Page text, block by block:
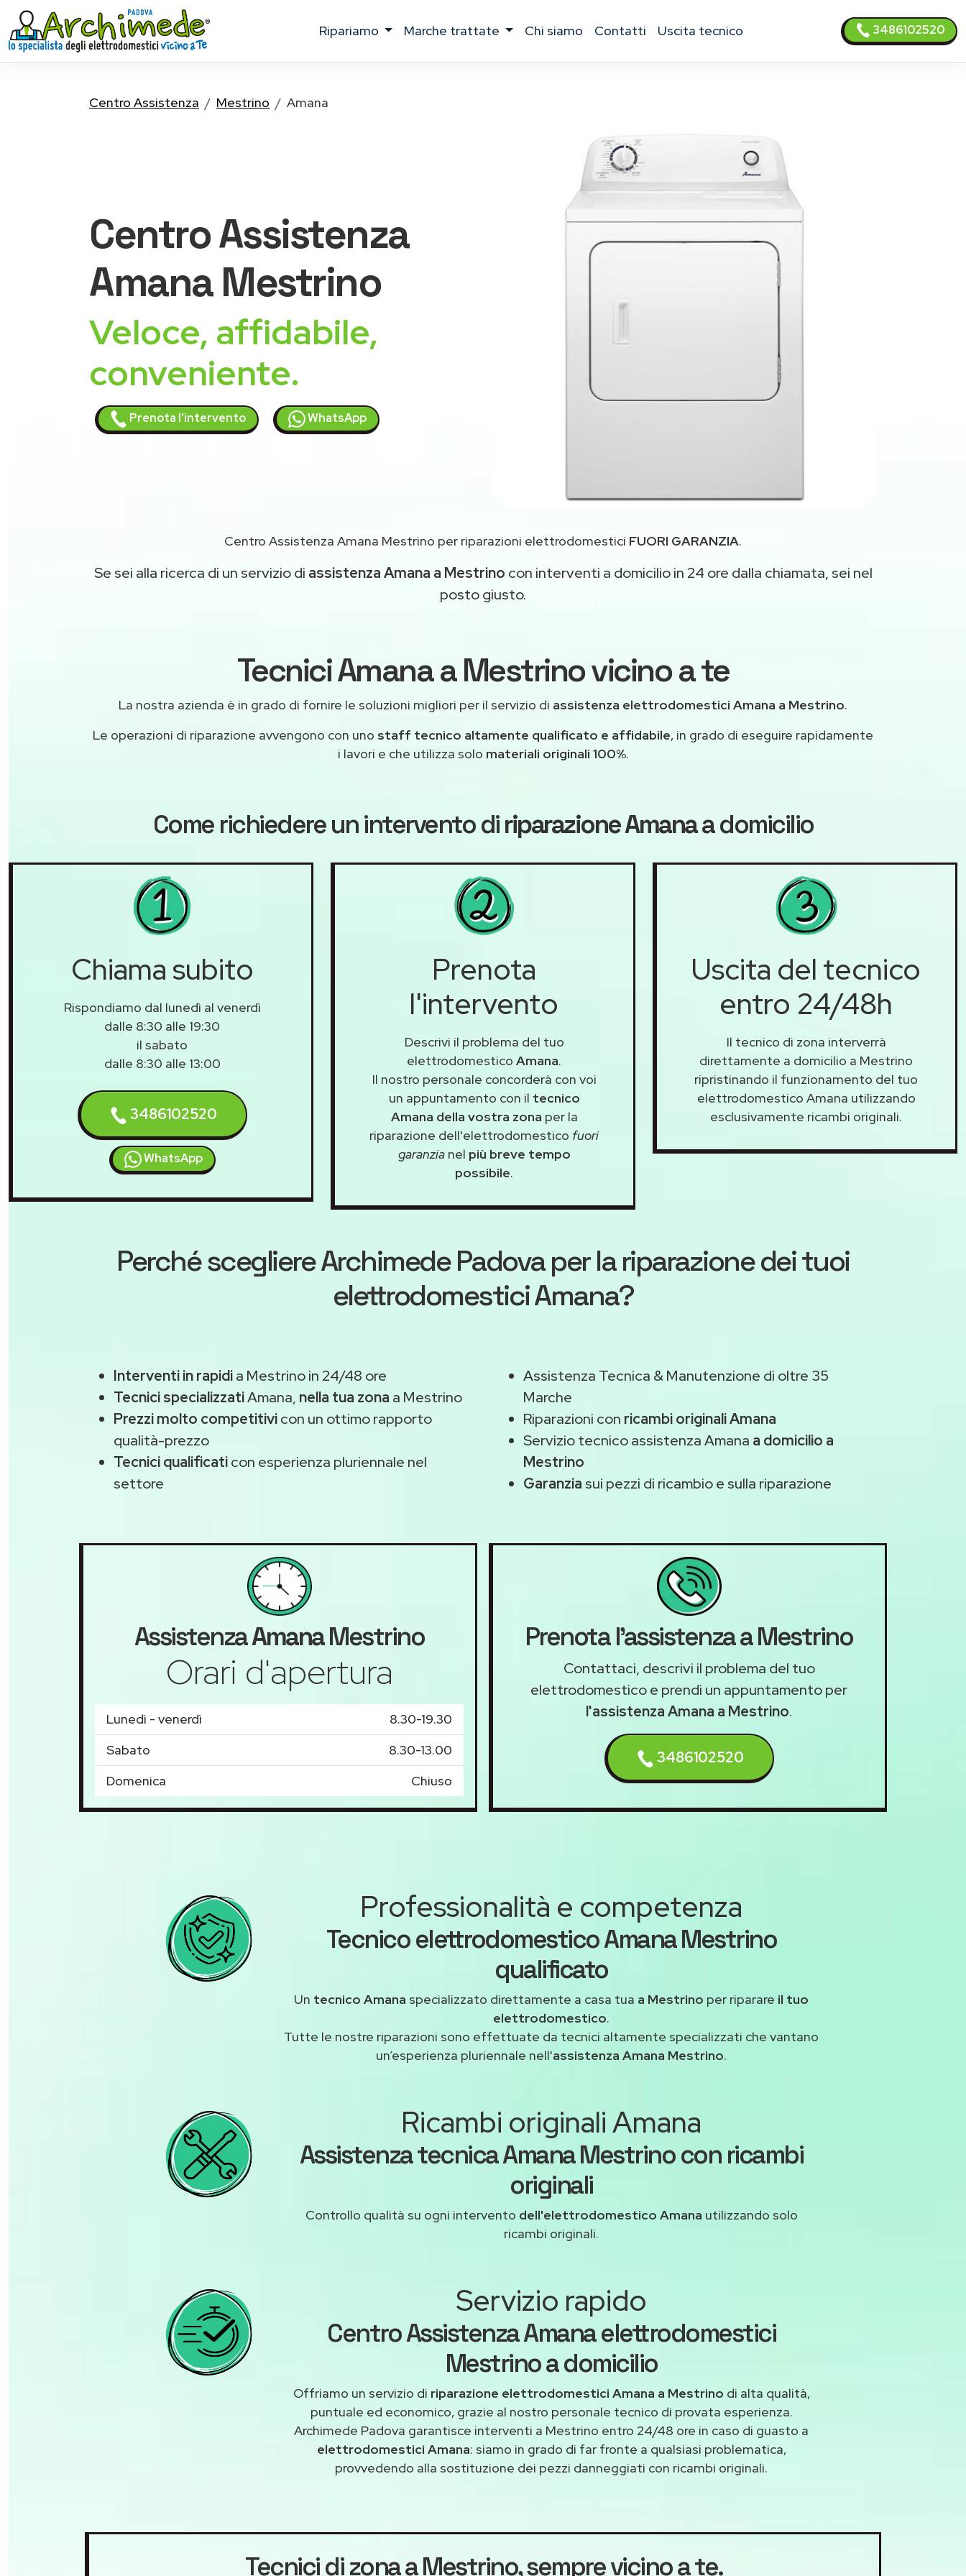
ripariamo marche trattate chi siamo contatti uscita tecnico 3486102520
Centro Assistenza Mestrino Amana
Centro Assistenza
AmanaMestrino
Veloce, affidabile,
conveniente.
Prenota l'intervento WhatsApp
Centro Assistenza Amana Mestrino per riparazioni elettrodomestici FUORI GARANZIA.
Se sei alla ricerca di un servizio di assistenza Amana a Mestrino con interventi a domicilio in 24 ore dalla chiamata, sei nel
posto giusto.
Tecnici Amana a Mestrino vicino a te
La nostra azienda è in grado di fornire le soluzioni migliori per il servizio di assistenza elettrodomestici Amana a Mestrino.
Le operazioni di riparazione avvengono con uno staff tecnico altamente qualificato e affidabile, in grado di eseguire rapidamente
i lavori e che utilizza solo materiali originali 100%.
Come richiedere un intervento diriparazione Amanaa domicilio
Chiama subito
Rispondiamo dal lunedì al venerdì
dalle 8:30 alle 19:30
il sabato
dalle 8:30 alle 13:00
3486102520
WhatsApp
Prenota
l'intervento
Descrivi il problema del tuo
elettrodomestico Amana.
Il nostro personale concorderà con voi
un appuntamento con il tecnico
Amana della vostra zona per la
riparazione dell'elettrodomestico fuori
garanzianel più breve tempo
possibile.
Uscita del tecnico
entro 24/48h
Il tecnico di zona interverrà
direttamente a domicilio a Mestrino
ripristinando il funzionamento del tuo
elettrodomestico Amana utilizzando
esclusivamente ricambi originali.
Perché scegliereArchimede Padovaper la riparazione dei tuoi
elettrodomestici Amana?
Interventi in rapidia Mestrino in 24/48 ore
Tecnici specializzatiAmana, nella tua zona a Mestrino
Prezzi molto competitivicon un ottimo rapporto
qualità-prezzo
Tecnici qualificaticon esperienza pluriennale nel
settore
Assistenza Tecnica & Manutenzione di oltre 35
Marche
Riparazioni con ricambi originali Amana
Servizio tecnico assistenza Amana a domicilio a
Mestrino
Garanzia sui pezzi di ricambio e sulla riparazione
AssistenzaAmanaMestrino
Orari d'apertura
Lunedì - venerdì
8.30-19.30
Sabato
8.30-13.00
Domenica
Chiuso
Prenota l'assistenza a Mestrino
Contattaci, descrivi il problema del tuo
elettrodomestico e prendi un appuntamento per
l'assistenza Amana a Mestrino.
3486102520
Professionalità e competenza
Tecnico elettrodomestico Amana Mestrino
qualificato
Un tecnico Amana specializzato direttamente a casa tua a Mestrino per riparare il tuo
elettrodomestico.
Tutte le nostre riparazioni sono effettuate da tecnici altamente specializzati che vantano
un’esperienza pluriennale nell'assistenza Amana Mestrino.
Ricambi originali Amana
Assistenza tecnica Amana Mestrino con ricambi
originali
Controllo qualità su ogni intervento dell'elettrodomestico Amana utilizzando solo
ricambi originali.
Servizio rapido
Centro Assistenza Amana elettrodomestici
Mestrino a domicilio
Offriamo un servizio di riparazione elettrodomestici Amana a Mestrino di alta qualità,
puntuale ed economico, grazie al nostro personale tecnico di provata esperienza.
Archimede Padova garantisce interventi a Mestrino entro 24/48 ore in caso di guasto a
elettrodomestici Amana: siamo in grado di far fronte a qualsiasi problematica,
provvedendo alla sostituzione dei pezzi danneggiati con ricambi originali.
Tecnici di zona a Mestrino, sempre vicino a te.